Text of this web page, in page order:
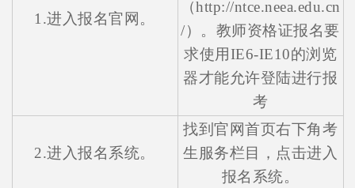
1.进入报名官网。
（http://ntce.neea.edu.cn
/）。教师资格证报名要
求使用IE6-IE10的浏览
器才能允许登陆进行报
考
2.进入报名系统。
找到官网首页右下角考
生服务栏目，点击进入
报名系统。